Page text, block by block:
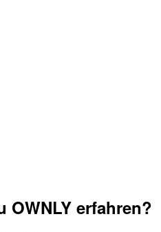
erfahren?